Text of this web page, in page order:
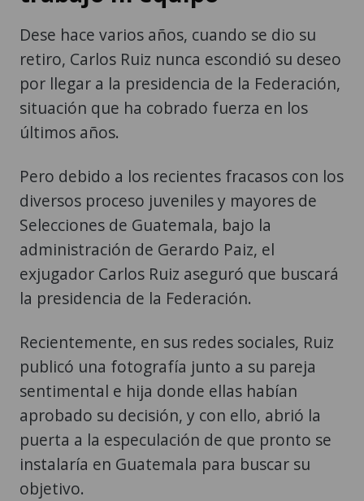
Dese hace varios años, cuando se dio su
retiro, Carlos Ruiz nunca escondió su deseo
por llegar a la presidencia de la Federación,
situación que ha cobrado fuerza en los
últimos años.
Pero debido a los recientes fracasos con los
diversos proceso juveniles y mayores de
Selecciones de Guatemala, bajo la
administración de Gerardo Paiz, el
exjugador Carlos Ruiz aseguró que buscará
la presidencia de la Federación.
Recientemente, en sus redes sociales, Ruiz
publicó una fotografía junto a su pareja
sentimental e hija donde ellas habían
aprobado su decisión, y con ello, abrió la
puerta a la especulación de que pronto se
instalaría en Guatemala para buscar su
objetivo.